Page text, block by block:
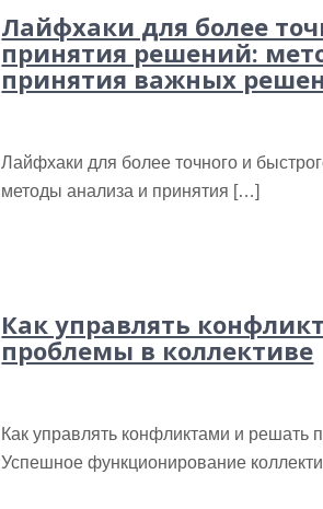
Лайфхаки для более
принятия решений:
принятия важных
Лайфхаки для более точного и
методы анализа и принятия […]
Как управлять
проблемы в коллективе
Как управлять конфликтами и решать
Успешное функционирование